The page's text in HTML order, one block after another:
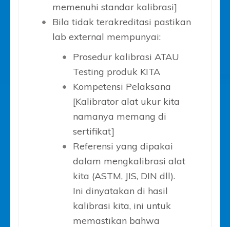
memenuhi standar kalibrasi]
Bila tidak terakreditasi pastikan
lab external mempunyai:
Prosedur kalibrasi ATAU
Testing produk KITA
Kompetensi Pelaksana
[Kalibrator alat ukur kita
namanya memang di
sertifikat]
Referensi yang dipakai
dalam mengkalibrasi alat
kita (ASTM, JIS, DIN dll).
Ini dinyatakan di hasil
kalibrasi kita, ini untuk
memastikan bahwa